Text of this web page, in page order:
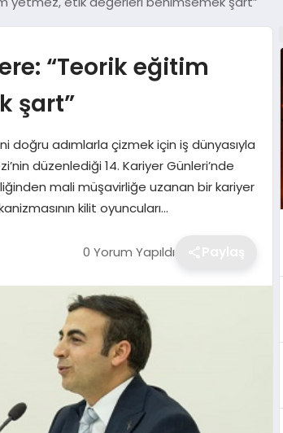
“Teorik eğitim
şart”
doğru adımlarla çizmek için iş dünyasıyla
düzenlediği 14. Kariyer Günleri’nde
mali müşavirliğe uzanan bir kariyer
kilit oyuncuları…
0 Yorum Yapıldı